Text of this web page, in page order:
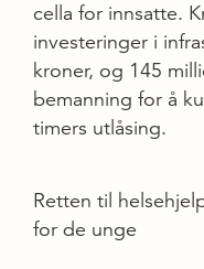
cella for innsatte.
investeringer i
kroner, og 145
bemanning for å
timers utlåsing.
Retten til
for de unge